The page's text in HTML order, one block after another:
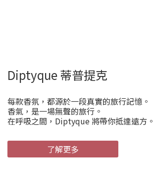
Diptyque 蒂普提克
每款香氛，都源於一段真實的旅行記憶。
香氣，是一場無聲的旅行。
在呼吸之間，Diptyque 將帶你抵達遠方。
了解更多